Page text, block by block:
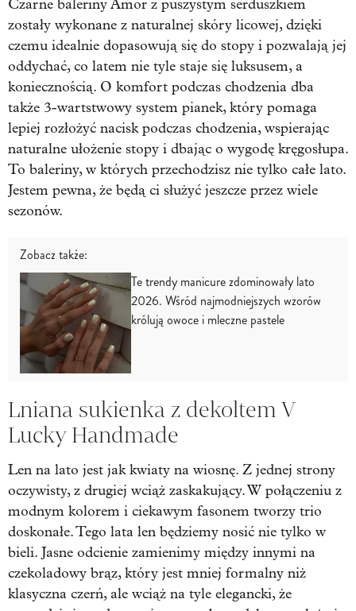
Czarne baleriny Amor z puszystym serduszkiem
zostały wykonane z naturalnej skóry licowej, dzięki
czemu idealnie dopasowują się do stopy i pozwalają jej
oddychać, co latem nie tyle staje się luksusem, a
koniecznością. O komfort podczas chodzenia dba
także 3-wartstwowy system pianek, który pomaga
lepiej rozłożyć nacisk podczas chodzenia, wspierając
naturalne ułożenie stopy i dbając o wygodę kręgosłupa.
To baleriny, w których przechodzisz nie tylko całe lato.
Jestem pewna, że będą ci służyć jeszcze przez wiele
sezonów.
Zobacz także:
Te trendy manicure zdominowały lato
2026. Wśród najmodniejszych wzorów
królują owoce i mleczne pastele
Lniana sukienka z dekoltem V
Lucky Handmade
Len na lato jest jak kwiaty na wiosnę. Z jednej strony
oczywisty, z drugiej wciąż zaskakujący. W połączeniu z
modnym kolorem i ciekawym fasonem tworzy trio
doskonałe. Tego lata len będziemy nosić nie tylko w
bieli. Jasne odcienie zamienimy między innymi na
czekoladowy brąz, który jest mniej formalny niż
klasyczna czerń, ale wciąż na tyle elegancki, że